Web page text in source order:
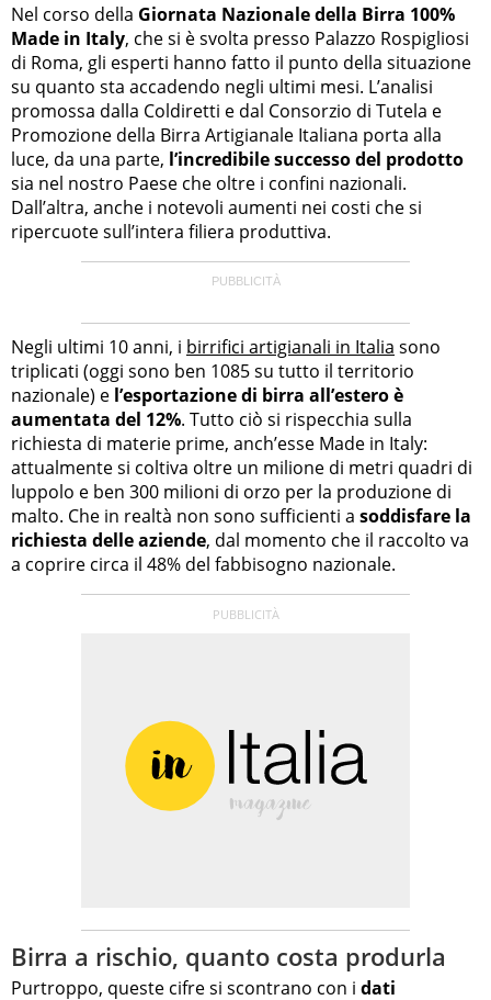
Nel corso della Giornata Nazionale della Birra 100%
Made in Italy, che si è svolta presso Palazzo Rospigliosi
di Roma, gli esperti hanno fatto il punto della situazione
su quanto sta accadendo negli ultimi mesi. L’analisi
promossa dalla Coldiretti e dal Consorzio di Tutela e
Promozione della Birra Artigianale Italiana porta alla
luce, da una parte, l’incredibile successo del prodotto
sia nel nostro Paese che oltre i confini nazionali.
Dall’altra, anche i notevoli aumenti nei costi che si
ripercuote sull’intera filiera produttiva.
Negli ultimi 10 anni, i birrifici artigianali in Italia sono
triplicati (oggi sono ben 1085 su tutto il territorio
nazionale) e l’esportazione di birra all’estero è
aumentata del 12%. Tutto ciò si rispecchia sulla
richiesta di materie prime, anch’esse Made in Italy:
attualmente si coltiva oltre un milione di metri quadri di
luppolo e ben 300 milioni di orzo per la produzione di
malto. Che in realtà non sono sufficienti a soddisfare la
richiesta delle aziende, dal momento che il raccolto va
a coprire circa il 48% del fabbisogno nazionale.
Birra a rischio, quanto costa produrla
Purtroppo, queste cifre si scontrano con i dati